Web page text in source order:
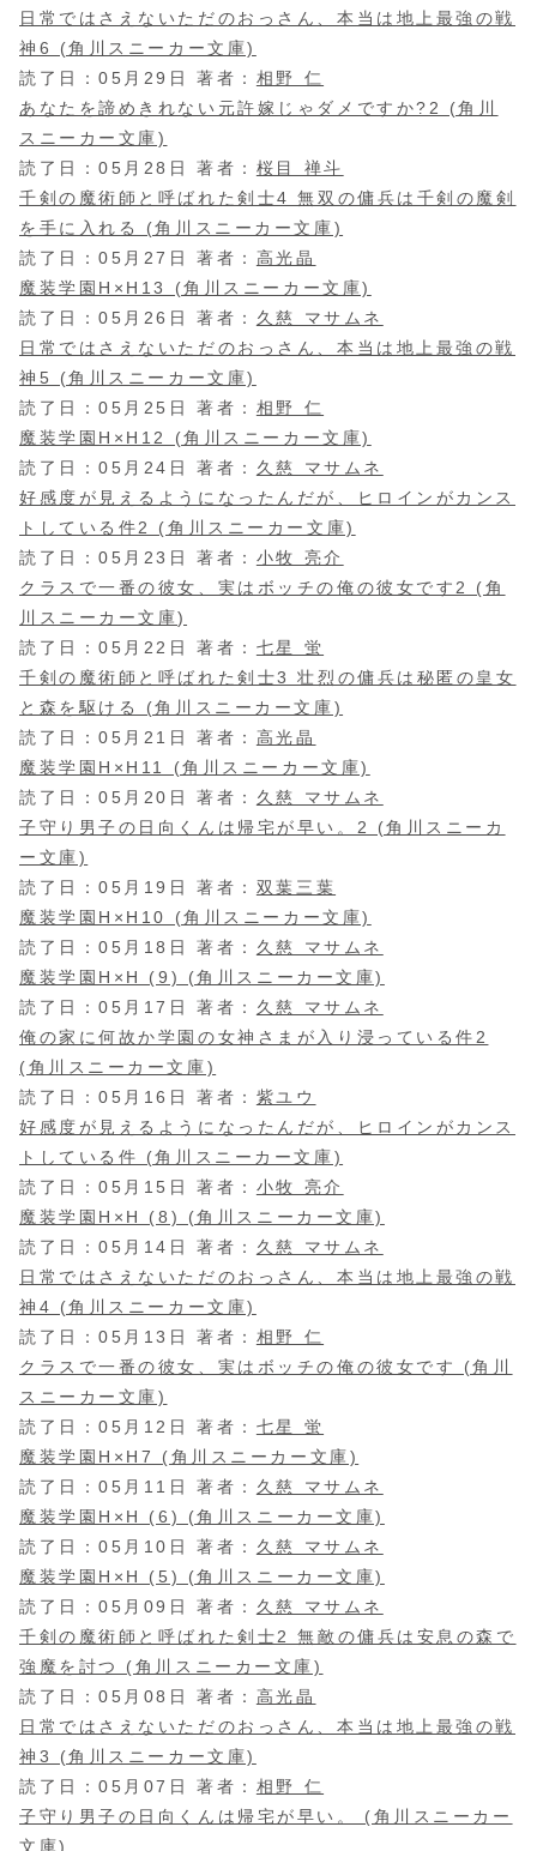
日常ではさえないただのおっさん、本当は地上最強の戦
神6 (角川スニーカー文庫)
読了日：05月29日 著者： 相野 仁
あなたを諦めきれない元許嫁じゃダメですか?2 (角川
スニーカー文庫)
読了日：05月28日 著者： 桜目 禅斗
千剣の魔術師と呼ばれた剣士4 無双の傭兵は千剣の魔剣
を手に入れる (角川スニーカー文庫)
読了日：05月27日 著者： 高光晶
魔装学園H×H13 (角川スニーカー文庫)
読了日：05月26日 著者： 久慈 マサムネ
日常ではさえないただのおっさん、本当は地上最強の戦
神5 (角川スニーカー文庫)
読了日：05月25日 著者： 相野 仁
魔装学園H×H12 (角川スニーカー文庫)
読了日：05月24日 著者： 久慈 マサムネ
好感度が見えるようになったんだが、ヒロインがカンス
トしている件2 (角川スニーカー文庫)
読了日：05月23日 著者： 小牧 亮介
クラスで一番の彼女、実はボッチの俺の彼女です2 (角
川スニーカー文庫)
読了日：05月22日 著者： 七星 蛍
千剣の魔術師と呼ばれた剣士3 壮烈の傭兵は秘匿の皇女
と森を駆ける (角川スニーカー文庫)
読了日：05月21日 著者： 高光晶
魔装学園H×H11 (角川スニーカー文庫)
読了日：05月20日 著者： 久慈 マサムネ
子守り男子の日向くんは帰宅が早い。2 (角川スニーカ
ー文庫)
読了日：05月19日 著者： 双葉三葉
魔装学園H×H10 (角川スニーカー文庫)
読了日：05月18日 著者： 久慈 マサムネ
魔装学園H×H (9) (角川スニーカー文庫)
読了日：05月17日 著者： 久慈 マサムネ
俺の家に何故か学園の女神さまが入り浸っている件2
(角川スニーカー文庫)
読了日：05月16日 著者： 紫ユウ
好感度が見えるようになったんだが、ヒロインがカンス
トしている件 (角川スニーカー文庫)
読了日：05月15日 著者： 小牧 亮介
魔装学園H×H (8) (角川スニーカー文庫)
読了日：05月14日 著者： 久慈 マサムネ
日常ではさえないただのおっさん、本当は地上最強の戦
神4 (角川スニーカー文庫)
読了日：05月13日 著者： 相野 仁
クラスで一番の彼女、実はボッチの俺の彼女です (角川
スニーカー文庫)
読了日：05月12日 著者： 七星 蛍
魔装学園H×H7 (角川スニーカー文庫)
読了日：05月11日 著者： 久慈 マサムネ
魔装学園H×H (6) (角川スニーカー文庫)
読了日：05月10日 著者： 久慈 マサムネ
魔装学園H×H (5) (角川スニーカー文庫)
読了日：05月09日 著者： 久慈 マサムネ
千剣の魔術師と呼ばれた剣士2 無敵の傭兵は安息の森で
強魔を討つ (角川スニーカー文庫)
読了日：05月08日 著者： 高光晶
日常ではさえないただのおっさん、本当は地上最強の戦
神3 (角川スニーカー文庫)
読了日：05月07日 著者： 相野 仁
子守り男子の日向くんは帰宅が早い。 (角川スニーカー
文庫)